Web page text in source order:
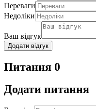
Переваги
Недоліки
Ваш відгук
Додати відгук
Питання 0
Додати питання